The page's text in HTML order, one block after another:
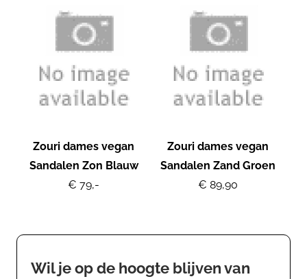
Zouri dames vegan
Sandalen Zon Blauw
€ 79,-
Zouri dames vegan
Sandalen Zand Groen
€ 89,90
Wil je op de hoogte blijven van